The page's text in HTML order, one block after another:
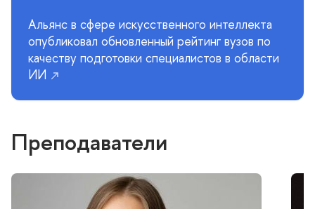
Альянс в сфере искусственного интеллекта
опубликовал обновленный рейтинг вузов по
качеству подготовки специалистов в области
ИИ
Преподаватели